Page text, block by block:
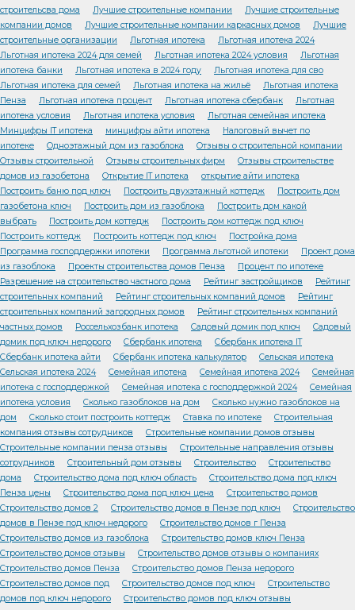
строительсва дома
Лучшие строительные компании
Лучшие строительные
компании домов
Лучшие строительные компании каркасных домов
Лучшие
строительные организации
Льготная ипотека
Льготная ипотека 2024
Льготная ипотека 2024 для семей
Льготная ипотека 2024 условия
Льготная
ипотека банки
Льготная ипотека в 2024 году
Льготная ипотека для сво
Льготная ипотека для семей
Льготная ипотека на жильё
Льготная ипотека
Пенза
Льготная ипотека процент Льготная ипотека сбербанк
Льготная
ипотека условия
Льготная ипотека условия
Льготная семейная ипотека
Минцифры IT ипотека
минцифры айти ипотека
Налоговый вычет по
ипотеке
Одноэтажный дом из газоблока
Отзывы о строительной компании
Отзывы строительной
Отзывы строительных фирм
Отзывы строительстве
домов из газобетона
Открытие IT ипотека
открытие айти ипотека
Построить баню под ключ
Построить двухэтажный коттедж
Построить дом
газобетона ключ
Построить дом из газоблока
Построить дом какой
выбрать
Построить дом коттедж
Построить дом коттедж под ключ
Построить коттедж
Построить коттедж под ключ
Постройка дома
Программа господдержки ипотеки
Программа льготной ипотеки
Проект дома
из газоблока
Проекты строительства домов Пенза
Процент по ипотеке
Разрешение на строительство частного дома
Рейтинг застройщиков
Рейтинг
строительных компаний
Рейтинг строительных компаний домов
Рейтинг
строительных компаний загородных домов
Рейтинг строительных компаний
частных домов
Россельхозбанк ипотека Садовый домик под ключ
Садовый
домик под ключ недорого
Сбербанк ипотека
Сбербанк ипотека IT
Сбербанк ипотека айти
Сбербанк ипотека калькулятор
Сельская ипотека
Сельская ипотека 2024
Семейная ипотека Семейная ипотека 2024
Семейная
ипотека с господдержкой
Семейная ипотека с господдержкой 2024
Семейная
ипотека условия
Сколько газоблоков на дом
Сколько нужно газоблоков на
дом
Сколько стоит построить коттедж Ставка по ипотеке
Строительная
компания отзывы сотрудников
Строительные компании домов отзывы
Строительные компании пенза отзывы
Строительные направления отзывы
сотрудников
Строительный дом отзывы Строительство
Строительство
дома
Строительство дома под ключ область
Строительство дома под ключ
Пенза цены
Строительство дома под ключ цена
Строительство домов
Строительство домов 2
Строительство домов в Пензе под ключ
Строительство
домов в Пензе под ключ недорого
Строительство домов г Пенза
Строительство домов из газоблока
Строительство домов ключ Пенза
Строительство домов отзывы
Строительство домов отзывы о компаниях
Строительство домов Пенза
Строительство домов Пенза недорого
Строительство домов под
Строительство домов под ключ
Строительство
домов под ключ недорого
Строительство домов под ключ отзывы